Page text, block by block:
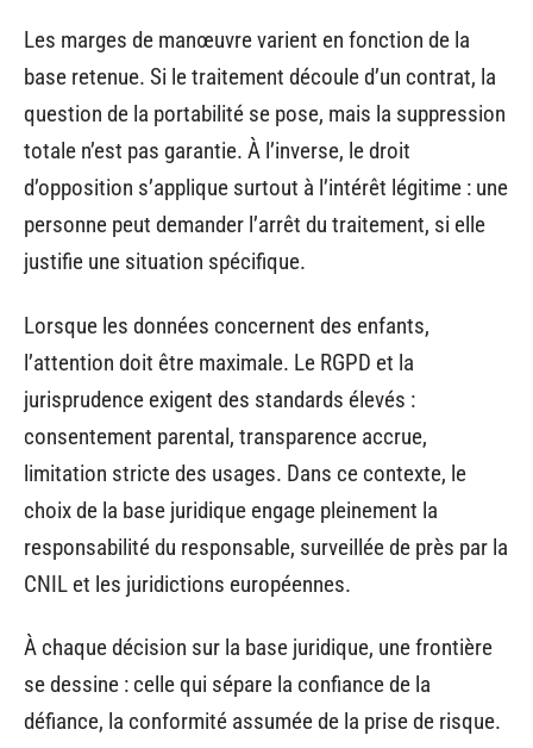
Les marges de manœuvre varient en fonction de la
base retenue. Si le traitement découle d’un contrat, la
question de la portabilité se pose, mais la suppression
totale n’est pas garantie. À l’inverse, le droit
d’opposition s’applique surtout à l’intérêt légitime : une
personne peut demander l’arrêt du traitement, si elle
justifie une situation spécifique.
Lorsque les données concernent des enfants,
l’attention doit être maximale. Le RGPD et la
jurisprudence exigent des standards élevés :
consentement parental, transparence accrue,
limitation stricte des usages. Dans ce contexte, le
choix de la base juridique engage pleinement la
responsabilité du responsable, surveillée de près par la
CNIL et les juridictions européennes.
À chaque décision sur la base juridique, une frontière
se dessine : celle qui sépare la confiance de la
défiance, la conformité assumée de la prise de risque.